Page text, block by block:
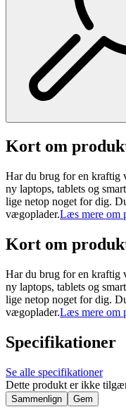
Kort om
Har du brug for en kraftig
ny laptops, tablets og
lige netop noget for dig.
vægoplader.Læs mere om
Kort om
Har du brug for en kraftig
ny laptops, tablets og
lige netop noget for dig.
vægoplader.Læs mere om
Specifikationer
Se alle specifikationer
Dette produkt er ikke
Sammenlign Gem